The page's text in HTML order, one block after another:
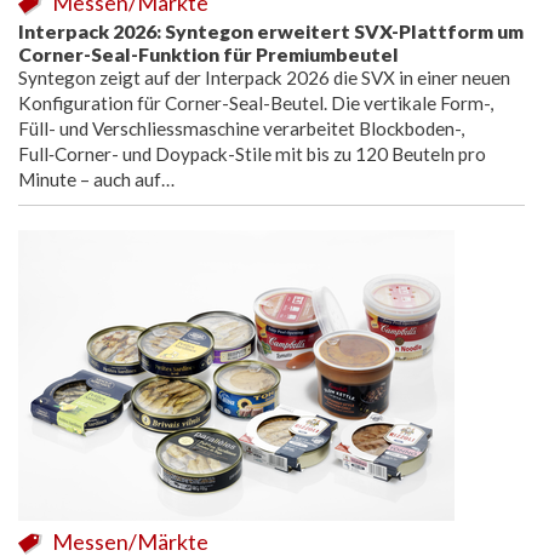
Interpack 2026: Syntegon erweitert SVX-Plattform um
Corner-Seal-Funktion für Premiumbeutel
Syntegon zeigt auf der Interpack 2026 die SVX in einer neuen
Konfiguration für Corner-Seal-Beutel. Die vertikale Form-,
Füll- und Verschliessmaschine verarbeitet Blockboden-,
Full‑Corner- und Doypack-Stile mit bis zu 120 Beuteln pro
Minute – auch auf…
Messen/Märkte